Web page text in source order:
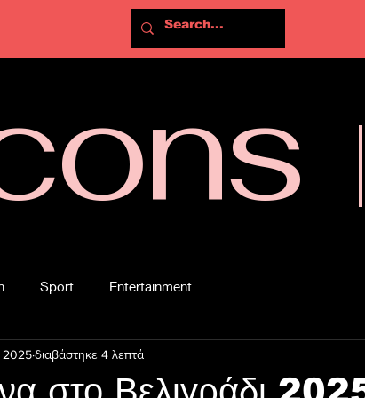
Sport Entertainment
2025διαβάστηκε 4 λεπτά